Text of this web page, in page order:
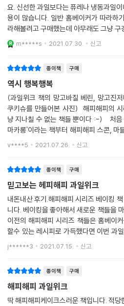
요. 신선한 과일보다는 퓨레나 냉동과일이나 농축액을 이용하고 리큐르 사
용이 많습니다. 일반 홈베이커가 따라하기에는 재료의 압박이 많아요. 따
라해볼려고 구매했는데 아무래도 그냥
습니다. 그냥 도서관에서 빌려볼껄 괜
m*****s 2021.07.30. 신고
종이책 구매
역시 행복행복
(과일위크 책의 망고바질 베린, 망고진
쿠키슈를 만들어본 사진) 해피해피의 시리즈는 항상 그
냥 지나칠 수 없는 책들 뿐이다 :-) 처음 좋아했던 '착한
마카롱'이라는 책부터 해피해피 스콘, 마
레, 보틀케이크 전부 정갈한 레시피들은
v****5 2021.07.26. 신고
종이책 구매
믿고보는 헤피해피 과일위크
내돈내산 후기.해피해피 시리즈 베이킹
니다. 베이킹을 좋아해서 새로운 책들을
이전의 해피해피 시리즈 책들은 홈베이
할수 있는 레시피로 가득했다면 이번 과
부터 조금 비싸길래 기대하고 사봤는데
리지 않는 아주 좋은 책입니다. 홈베이커
j******3 2021.07.15. 신고
종이책 구매
해피해피 과일위크
딱 해피해피케이크스러운 책입니다. 적당